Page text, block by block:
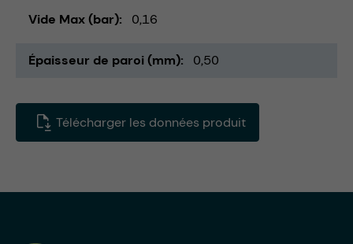
Vide Max (bar) 0,16
Épaisseur de paroi (mm) 0,50
Télécharger les données produit